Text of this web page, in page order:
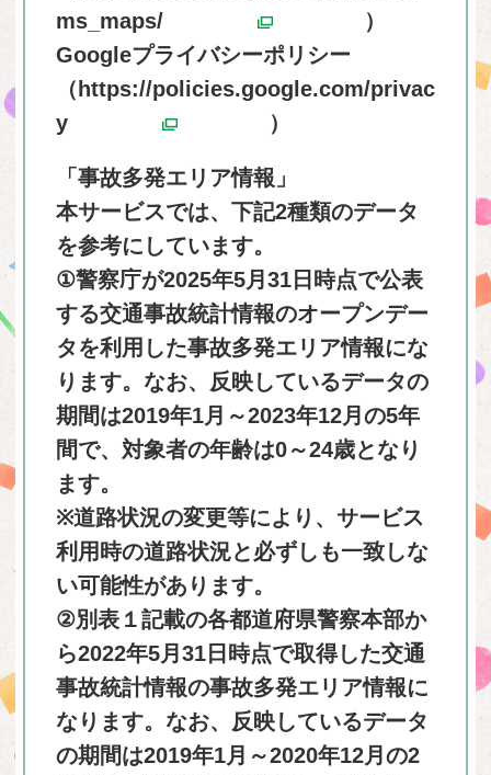
ms_maps/
）
Googleプライバシーポリシー
（ https://policies.google.com/privac
y
）
「事故多発エリア情報」
本サービスでは、下記2種類のデータ
を参考にしています。
①警察庁が2025年5月31日時点で公表
する交通事故統計情報のオープンデー
タを利用した事故多発エリア情報にな
ります。なお、反映しているデータの
期間は2019年1月～2023年12月の5年
間で、対象者の年齢は0～24歳となり
ます。
※道路状況の変更等により、サービス
利用時の道路状況と必ずしも一致しな
い可能性があります。
②別表１記載の各都道府県警察本部か
ら2022年5月31日時点で取得した交通
事故統計情報の事故多発エリア情報に
なります。なお、反映しているデータ
の期間は2019年1月～2020年12月の2